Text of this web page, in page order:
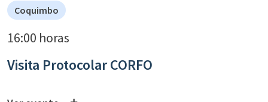
Coquimbo
16:00 horas
Visita Protocolar CORFO